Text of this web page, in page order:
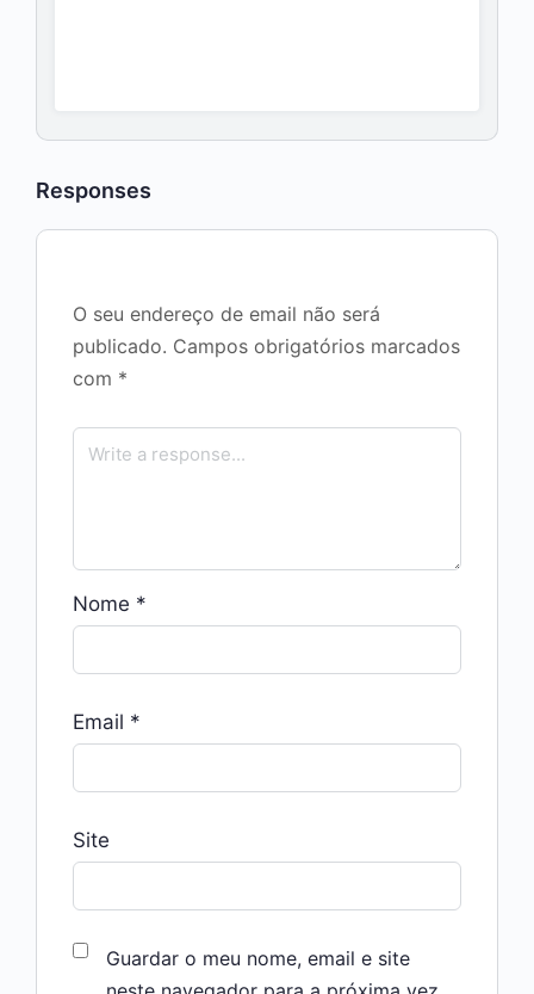
Responses
O seu endereço de email não será
publicado. Campos obrigatórios marcados
com *
Nome *
Email *
Site
Guardar o meu nome, email e site